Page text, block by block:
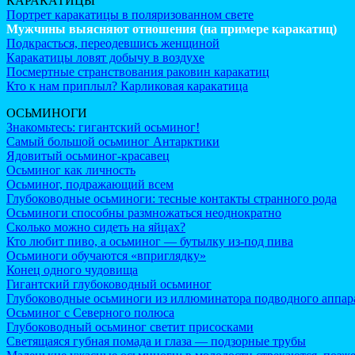
Портрет каракатицы в поляризованном свете
Мужчины выясняют отношения (на примере каракатиц)
Подкрасться, переодевшись женщиной
Каракатицы ловят добычу в воздухе
Посмертные странствования раковин каракатиц
Кто к нам приплыл? Карликовая каракатица
ОСЬМИНОГИ
Знакомьтесь: гигантский осьминог!
Самый большой осьминог Антарктики
Ядовитый осьминог-красавец
Осьминог как личность
Осьминог, подражающий всем
Глубоководные осьминоги: тесные контакты странного рода
Осьминоги способны размножаться неоднократно
Сколько можно сидеть на яйцах?
Кто любит пиво, а осьминог — бутылку из-под пива
Осьминоги обучаются «вприглядку»
Конец одного чудовища
Гигантский глубоководный осьминог
Глубоководные осьминоги из иллюминатора подводного
Осьминог с Северного полюса
Глубоководный осьминог светит присосками
Светящаяся губная помада и глаза — подзорные трубы